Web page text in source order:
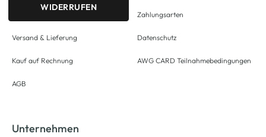
WIDERRUFEN
Versand & Lieferung
Kauf auf Rechnung
AGB
Zahlungsarten
Datenschutz
AWG CARD Teilnahmebedingungen
Unternehmen